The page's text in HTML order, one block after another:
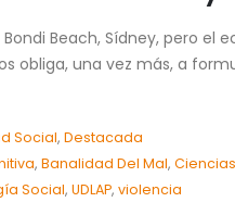
Beach, Sídney, pero
obliga, una vez más, a
Social, Destacada
, Banalidad Del Mal,
Social, UDLAP, violencia